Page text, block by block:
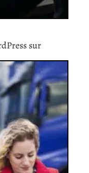
sur